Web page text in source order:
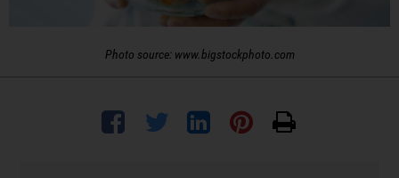
Photo source: www.bigstockphoto.com